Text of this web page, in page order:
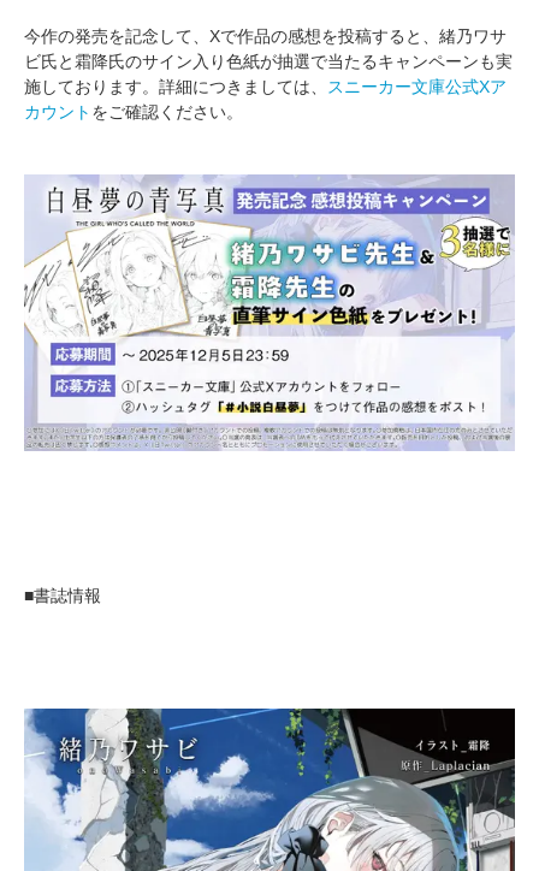
今作の発売を記念して、Xで作品の感想を投稿すると、緒乃ワサ
ビ氏と霜降氏のサイン入り色紙が抽選で当たるキャンペーンも実
施しております。詳細につきましては、 スニーカー文庫公式Xア
カウント をご確認ください。
■書誌情報